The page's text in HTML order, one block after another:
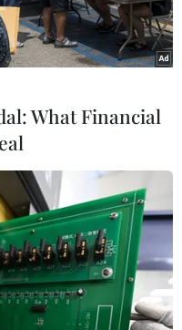
dự Hội nghị hòa
có Nga
mời nhưng Bern luôn
Nga tham dự hội nghị
hai ngày 15-16/6 tại
What Financial